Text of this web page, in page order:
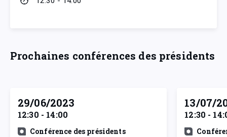
Prochaines conférences des présidents
29/06/2023
12:30 - 14:00
Conférence des présidents
13/07/
12:30 -